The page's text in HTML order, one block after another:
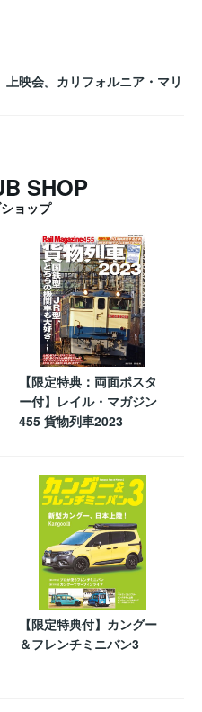
上映会。カリフォルニア・マリ
SHOP
ョップ
【限定特典：両面ポスタ
ー付】レイル・マガジン
455 貨物列車2023
【限定特典付】カングー
＆フレンチミニバン3